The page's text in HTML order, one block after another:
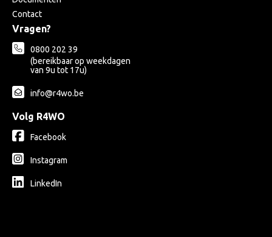
Contact
Vragen?
0800 202 39
(bereikbaar op weekdagen
van 9u tot 17u)
info@r4wo.be
Volg R4WO
Facebook
Instagram
LinkedIn